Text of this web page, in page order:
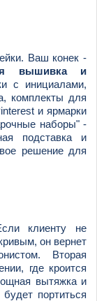
Ваш конек -
вышивка и
с инициалами,
комплекты для
и ярмарки
наборы" -
подставка и
решение для
клиенту не
он вернет
Вторая
где кроится
вытяжка и
портиться